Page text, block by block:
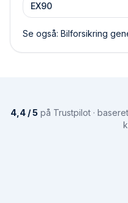
EX90
Se også: Bilforsikring
4,4 / 5 på Trustpilot ·